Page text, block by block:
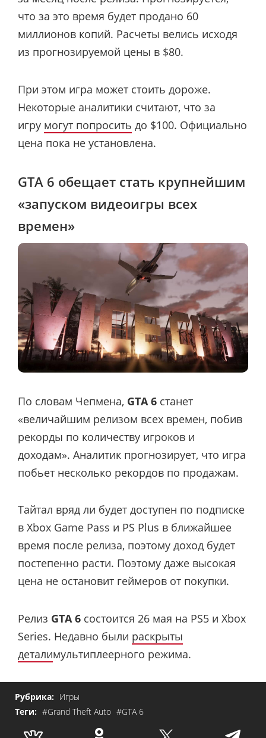
что за это время будет продано 60
миллионов копий. Расчеты велись исходя
из прогнозируемой цены в $80.
При этом игра может стоить дороже.
Некоторые аналитики считают, что за
игру могут попросить до $100. Официально
цена пока не установлена.
GTA 6 обещает стать крупнейшим
«запуском видеоигры всех
времен»
По словам Чепмена, GTA 6 станет
«величайшим релизом всех времен, побив
рекорды по количеству игроков и
доходам». Аналитик прогнозирует, что игра
побьет несколько рекордов по продажам.
Тайтал вряд ли будет доступен по подписке
в Xbox Game Pass и PS Plus в ближайшее
время после релиза, поэтому доход будет
постепенно расти. Поэтому даже высокая
цена не остановит геймеров от покупки.
Релиз GTA 6 состоится 26 мая на PS5 и Xbox
Series. Недавно были раскрыты
деталимультиплеерного режима.
Рубрика: Игры
Теги: #Grand Theft Auto #GTA 6